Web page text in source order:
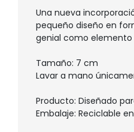
Una nueva
pequeño diseño en
genial como
Tamaño: 7 cm
Lavar a mano
Producto: Diseñado
Embalaje: Reciclable